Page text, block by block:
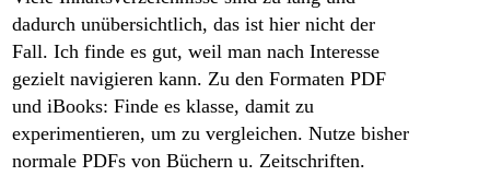
dadurch unübersichtlich, das ist hier nicht der
Fall. Ich finde es gut, weil man nach Interesse
gezielt navigieren kann. Zu den Formaten PDF
und iBooks: Finde es klasse, damit zu
experimentieren, um zu vergleichen. Nutze bisher
normale PDFs von Büchern u. Zeitschriften.